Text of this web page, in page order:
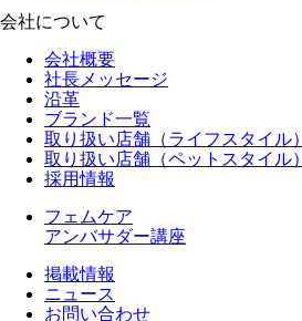
会社について
会社概要
社長メッセージ
沿革
ブランド一覧
取り扱い店舗（ライフスタイル）
取り扱い店舗（ペットスタイル）
採用情報
フェムケア
アンバサダー講座
掲載情報
ニュース
お問い合わせ